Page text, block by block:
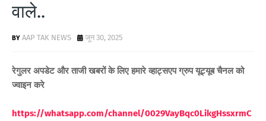
वाले..
AAP TAK NEWS जून 30, 2025
रेगुलर अपडेट और ताजी खबरों के लिए हमारे व्हाट्सएप ग्रुप यूट्यूब चैनल को
ज्वाइन करे
https://whatsapp.com/channel/0029VayBqc0LikgHssxrmC